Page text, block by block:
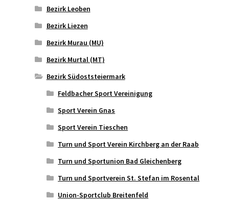
Bezirk Leoben
Bezirk Liezen
Bezirk Murau (MU)
Bezirk Murtal (MT)
Bezirk Südoststeiermark
Feldbacher Sport Vereinigung
Sport Verein Gnas
Sport Verein Tieschen
Turn und Sport Verein Kirchberg an der Raab
Turn und Sportunion Bad Gleichenberg
Turn und Sportverein St. Stefan im Rosental
Union-Sportclub Breitenfeld